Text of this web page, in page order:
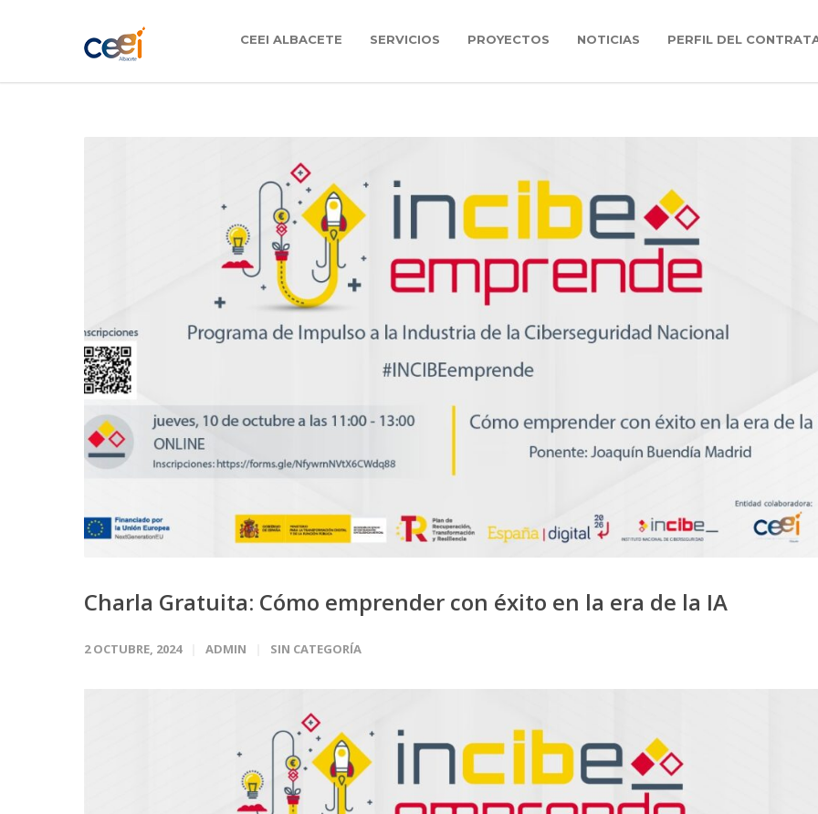
CEEI ALBACETE SERVICIOS PROYECTOS NOTICIAS PERFIL DEL
Charla Gratuita: Cómo emprender con éxito en la era de la IA
2 OCTUBRE, 2024 ADMIN SIN CATEGORÍA